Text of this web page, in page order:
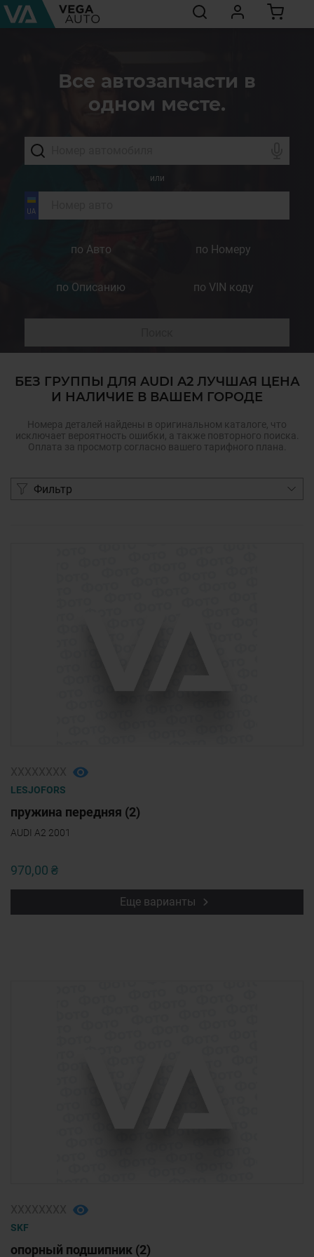
Все автозапчасти в
одном месте.
или
по Авто по Номеру
по Описанию по VIN коду
БЕЗ ГРУППЫ ДЛЯ AUDI A2 ЛУЧШАЯ ЦЕНА
И НАЛИЧИЕ В ВАШЕМ ГОРОДЕ
Номера деталей найдены в оригинальном каталоге, что
исключает вероятность ошибки, а также повторного поиска.
Оплата за просмотр согласно вашего тарифного плана.
Фильтр
LESJOFORS
пружина передняя (2)
AUDI A2 2001
970,00 ₴
Еще варианты
SKF
опорный подшипник (2)